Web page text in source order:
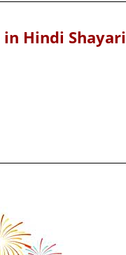
Hindi Shayari